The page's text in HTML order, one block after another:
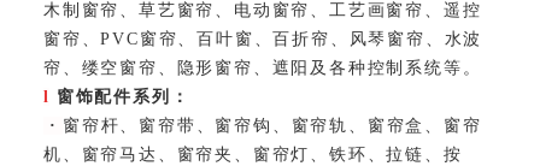
木制窗帘、草艺窗帘、电动窗帘、工艺画窗帘、遥控
窗帘、PVC窗帘、百叶窗、百折帘、风琴窗帘、水波
帘、缕空窗帘、隐形窗帘、遮阳及各种控制系统等。
l 窗饰配件系列：
· 窗帘杆、窗帘带、窗帘钩、窗帘轨、窗帘盒、窗帘
机、窗帘马达、窗帘夹、窗帘灯、铁环、拉链、按